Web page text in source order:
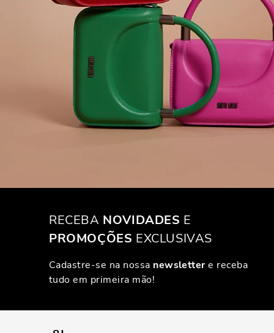
RECEBA NOVIDADES E
PROMOÇÕES EXCLUSIVAS
Cadastre-se na nossa newslettere receba
tudo em primeira mão!